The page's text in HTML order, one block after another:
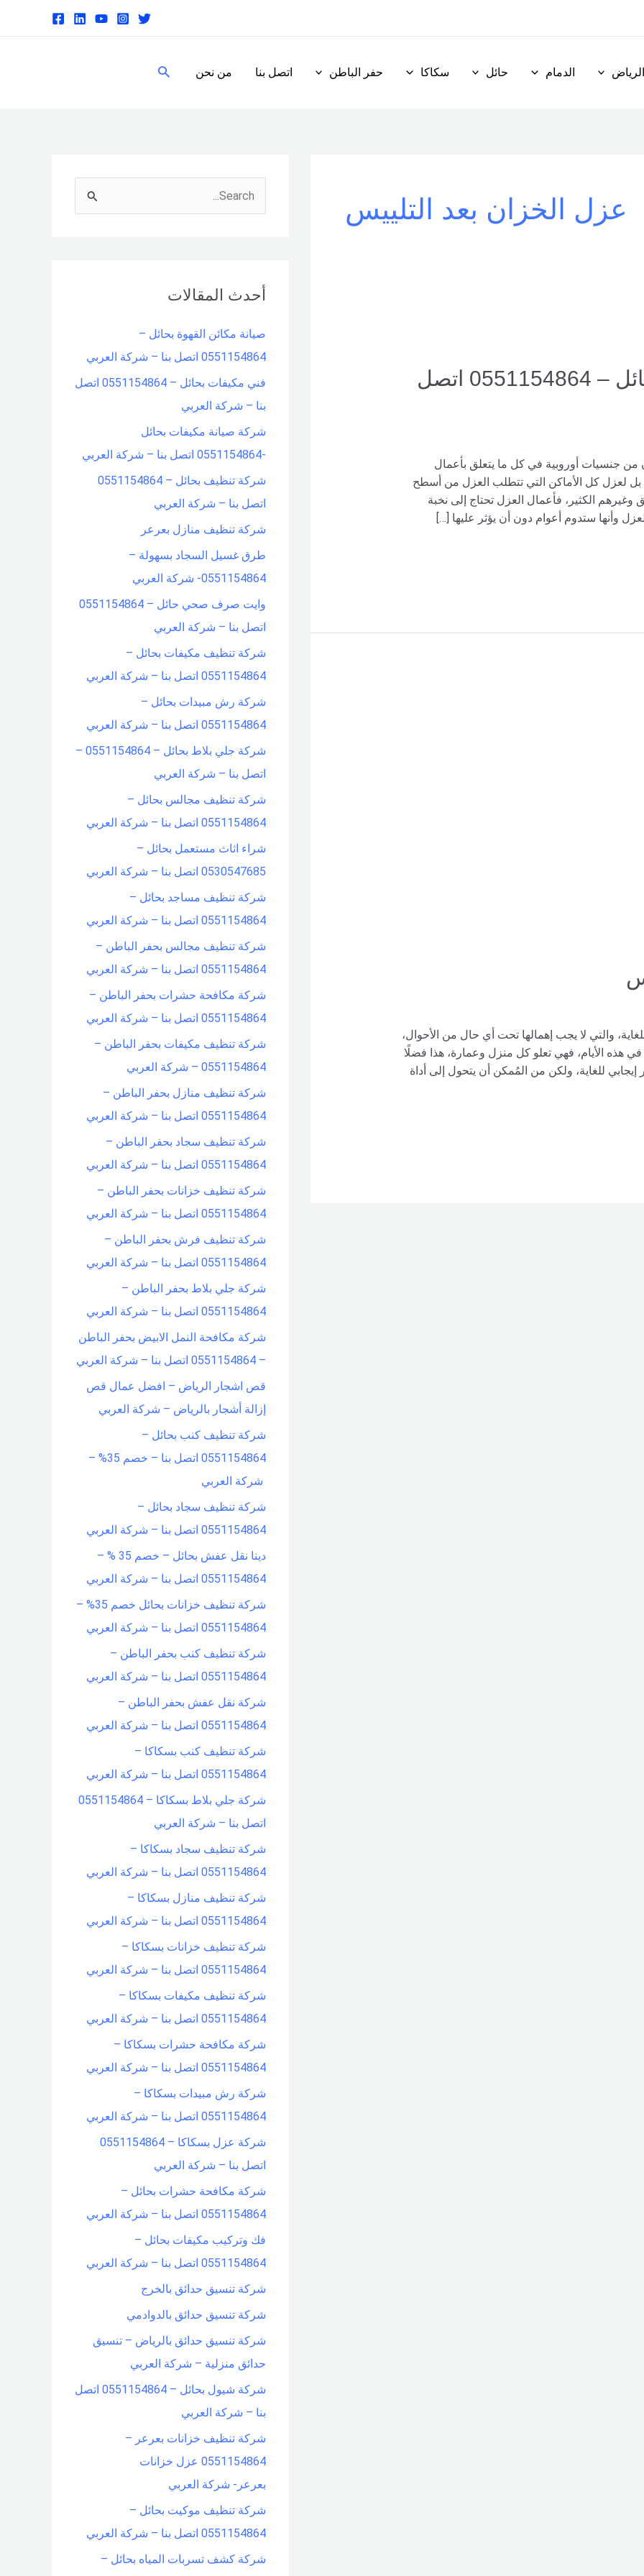
الرياض الدمام حائل سكاكا حفر الباطن اتصل بنا من نحن البحث
عزل الخزان بعد التلييس
شركة عزل خزانات بحائل – 0551154864 اتصل
جنسيات أوروبية في كل ما يتعلق بأعمال
بل لعزل كل الأماكن التي تتطلب العزل من أسطح
الكثير، فأعمال العزل تحتاج إلى نخبة
وأنها ستدوم أعوام دون أن يؤثر عليها […]
والتي لا يجب إهمالها تحت أي حال من الأحوال،
هذه الأيام، فهي تعلو كل منزل وعمارة، هذا فضلًا
للغاية، ولكن من المُمكن أن يتحول إلى أداة
c
f
o
r
:
أحدث المقالات
صيانة مكائن القهوة بحائل –
0551154864 اتصل بنا – شركة العربي
فني مكيفات بحائل – 0551154864 اتصل
بنا – شركة العربي
شركة صيانة مكيفات بحائل
-0551154864 اتصل بنا – شركة العربي
شركة تنظيف بحائل – 0551154864
اتصل بنا – شركة العربي
شركة تنظيف منازل بعرعر
طرق غسيل السجاد بسهولة –
0551154864- شركة العربي
وايت صرف صحي حائل – 0551154864
اتصل بنا – شركة العربي
شركة تنظيف مكيفات بحائل –
0551154864 اتصل بنا – شركة العربي
شركة رش مبيدات بحائل –
0551154864 اتصل بنا – شركة العربي
شركة جلي بلاط بحائل – 0551154864 –
اتصل بنا – شركة العربي
شركة تنظيف مجالس بحائل –
0551154864 اتصل بنا – شركة العربي
شراء اثاث مستعمل بحائل –
0530547685 اتصل بنا – شركة العربي
شركة تنظيف مساجد بحائل –
0551154864 اتصل بنا – شركة العربي
شركة تنظيف مجالس بحفر الباطن –
0551154864 اتصل بنا – شركة العربي
شركة مكافحة حشرات بحفر الباطن –
0551154864 اتصل بنا – شركة العربي
شركة تنظيف مكيفات بحفر الباطن –
0551154864 – شركة العربي
شركة تنظيف منازل بحفر الباطن –
0551154864 اتصل بنا – شركة العربي
شركة تنظيف سجاد بحفر الباطن –
0551154864 اتصل بنا – شركة العربي
شركة تنظيف خزانات بحفر الباطن –
0551154864 اتصل بنا – شركة العربي
شركة تنظيف فرش بحفر الباطن –
0551154864 اتصل بنا – شركة العربي
شركة جلي بلاط بحفر الباطن –
0551154864 اتصل بنا – شركة العربي
شركة مكافحة النمل الابيض بحفر الباطن
– 0551154864 اتصل بنا – شركة العربي
قص اشجار الرياض – افضل عمال قص
إزالة أشجار بالرياض – شركة العربي
شركة تنظيف كنب بحائل –
0551154864 اتصل بنا – خصم 35% –
شركة العربي
شركة تنظيف سجاد بحائل –
0551154864 اتصل بنا – شركة العربي
دينا نقل عفش بحائل – خصم 35 % –
0551154864 اتصل بنا – شركة العربي
شركة تنظيف خزانات بحائل خصم 35% –
0551154864 اتصل بنا – شركة العربي
شركة تنظيف كنب بحفر الباطن –
0551154864 اتصل بنا – شركة العربي
شركة نقل عفش بحفر الباطن –
0551154864 اتصل بنا – شركة العربي
شركة تنظيف كنب بسكاكا –
0551154864 اتصل بنا – شركة العربي
شركة جلي بلاط بسكاكا – 0551154864
اتصل بنا – شركة العربي
شركة تنظيف سجاد بسكاكا –
0551154864 اتصل بنا – شركة العربي
شركة تنظيف منازل بسكاكا –
0551154864 اتصل بنا – شركة العربي
شركة تنظيف خزانات بسكاكا –
0551154864 اتصل بنا – شركة العربي
شركة تنظيف مكيفات بسكاكا –
0551154864 اتصل بنا – شركة العربي
شركة مكافحة حشرات بسكاكا –
0551154864 اتصل بنا – شركة العربي
شركة رش مبيدات بسكاكا –
0551154864 اتصل بنا – شركة العربي
شركة عزل بسكاكا – 0551154864
اتصل بنا – شركة العربي
شركة مكافحة حشرات بحائل –
0551154864 اتصل بنا – شركة العربي
فك وتركيب مكيفات بحائل –
0551154864 اتصل بنا – شركة العربي
شركة تنسيق حدائق بالخرج
شركة تنسيق حدائق بالدوادمي
شركة تنسيق حدائق بالرياض – تنسيق
حدائق منزلية – شركة العربي
شركة شيول بحائل – 0551154864 اتصل
بنا – شركة العربي
شركة تنظيف خزانات بعرعر –
0551154864 عزل خزانات
بعرعر- شركة العربي
شركة تنظيف موكيت بحائل –
0551154864 اتصل بنا – شركة العربي
شركة كشف تسربات المياه بحائل –